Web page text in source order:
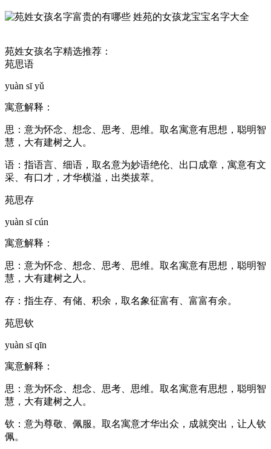
苑姓女孩名字精选推荐：
苑思语
yuàn sī yǔ
寓意解释：
思：意为怀念、想念、思考、思维。取名寓意有思想，聪明智
慧，大有建树之人。
语：指语言、细语，取名意为妙语绝伦、出口成章，寓意有文
采、有口才，才华横溢，出类拔萃。
苑思存
yuàn sī cún
寓意解释：
思：意为怀念、想念、思考、思维。取名寓意有思想，聪明智
慧，大有建树之人。
存：指生存、有储、积余，取名象征富有、富富有余。
苑思钦
yuàn sī qīn
寓意解释：
思：意为怀念、想念、思考、思维。取名寓意有思想，聪明智
慧，大有建树之人。
钦：意为尊敬、佩服。取名寓意才华出众，成就突出，让人钦
佩。